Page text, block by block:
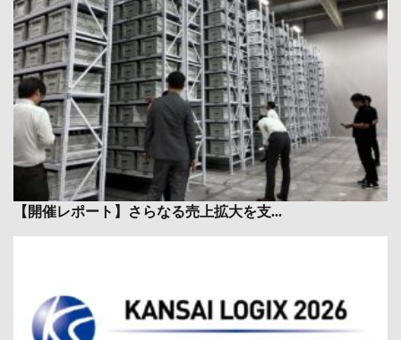
【開催レポート】さらなる売上拡大を支...